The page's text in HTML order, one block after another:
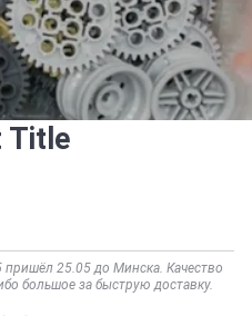
Title
25.05 до Минска. Качество
большое за быструю доставку.